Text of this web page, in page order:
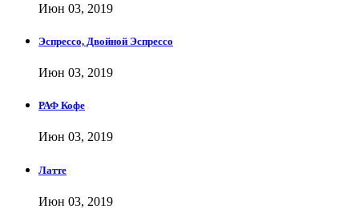
Июн 03, 2019
Эспрессо, Двойной Эспрессо
Июн 03, 2019
РАФ Кофе
Июн 03, 2019
Латте
Июн 03, 2019